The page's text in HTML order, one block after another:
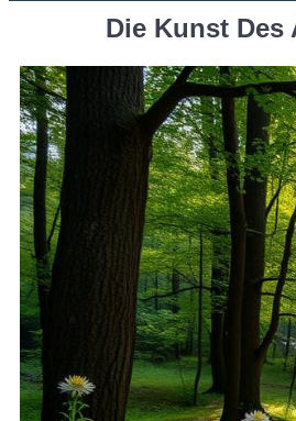
Die Kunst Des